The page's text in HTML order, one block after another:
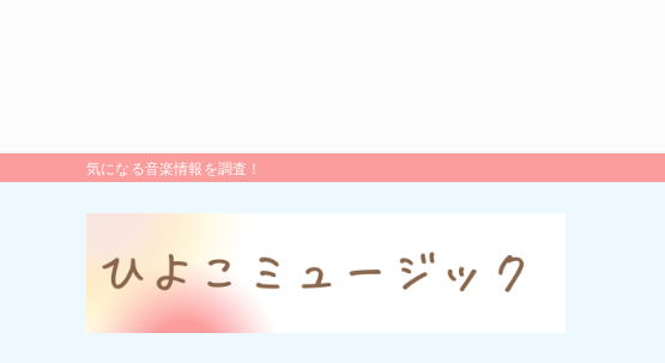
気になる音楽情報を調査！